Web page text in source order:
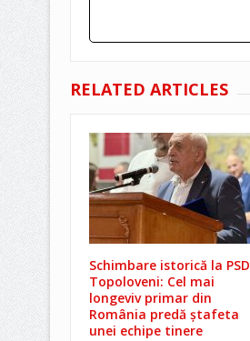
RELATED ARTICLES
Schimbare istorică la PSD
Topoloveni: Cel mai
longeviv primar din
România predă ștafeta
unei echipe tinere